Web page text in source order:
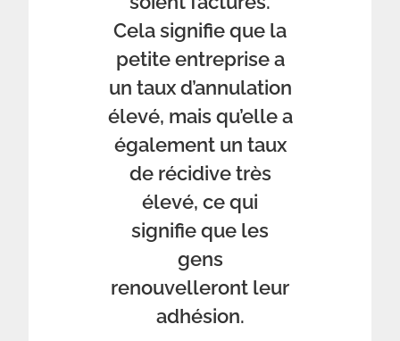
Cela signifie que la
petite entreprise a
un taux d’annulation
élevé, mais qu’elle a
également un taux
de récidive très
élevé, ce qui
signifie que les
gens
renouvelleront leur
adhésion.